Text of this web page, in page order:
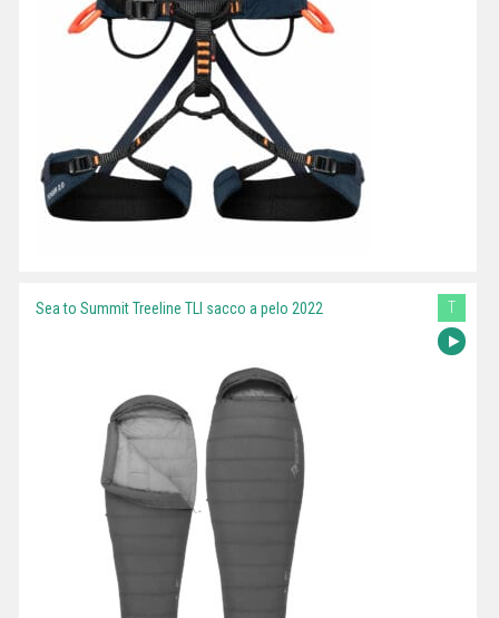
Sea to Summit Treeline TLI sacco a pelo 2022 T